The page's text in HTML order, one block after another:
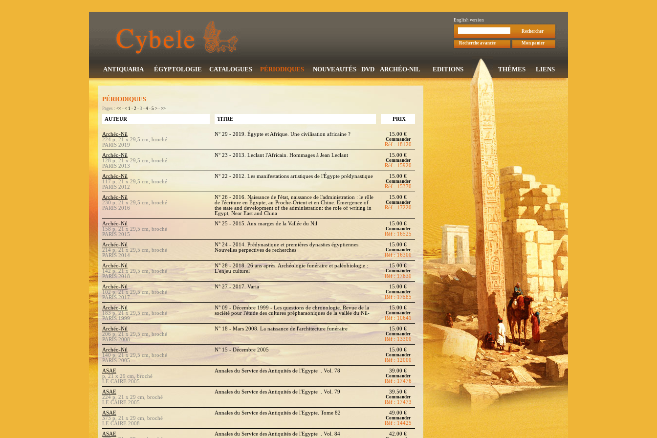
English version
Rechercher
Recherche avancée Mon panier
ANTIQUARIA ÉGYPTOLOGIE CATALOGUES PÉRIODIQUES NOUVEAUTÉS DVD ARCHÉO-NIL EDITIONS THÉMES LIENS
PÉRIODIQUES
Pages : << - < 1 - 2 - 3 - 4 - 5 > - >>
AUTEUR TITRE PRIX
Archéo-Nil
224 p, 21 x 29,5 cm, broché
PARIS 2019
N° 29 - 2019. Égypte et Afrique. Une civilisation africaine ? 15.00 €
Commander
Réf : 18120
Archéo-Nil
128 p, 21 x 29,5 cm, broché
PARIS 2013
N° 23 - 2013. Leclant l'Africain. Hommages à Jean Leclant 15.00 €
Commander
Réf : 15920
Archéo-Nil
117 p, 21 x 29,5 cm, broché
PARIS 2012
N° 22 - 2012. Les manifestations artistiques de l'Égypte prédynastique 15.00 €
Commander
Réf : 15370
Archéo-Nil
230 p, 21 x 29,5 cm, broché
PARIS 2016
N° 26 - 2016. Naissance de l'état, naissance de l'administration : le rôle
de l'écriture en Égypte, au Proche-Orient et en Chine. Emergence of
the state and development of the administration: the role of writing in
Egypt, Near East and China
15.00 €
Commander
Réf : 17220
Archéo-Nil
158 p, 21 x 29,5 cm, broché
PARIS 2015
N° 25 - 2015. Aux marges de la Vallée du Nil 15.00 €
Commander
Réf : 16525
Archéo-Nil
214 p, 21 x 29,5 cm, broché
PARIS 2014
N° 24 - 2014. Prédynastique et premières dynasties égyptiennes.
Nouvelles perpectives de recherches
15.00 €
Commander
Réf : 16300
Archéo-Nil
142 p, 21 x 29,5 cm, broché
PARIS 2018
N° 28 - 2018. 26 ans après. Archéologie funéraire et paléobiologie :
L'enjeu culturel
15.00 €
Commander
Réf : 17830
Archéo-Nil
102 p, 21 x 29,5 cm, broché
PARIS 2017
N° 27 - 2017. Varia 15.00 €
Commander
Réf : 17585
Archéo-Nil
183 p, 21 x 29,5 cm, broché
PARIS 1999
N° 09 - Décembre 1999 - Les questions de chronologie. Revue de la
société pour l'étude des cultures prépharaoniques de la vallée du Nil-
15.00 €
Commander
Réf : 10641
Archéo-Nil
206 p, 21 x 29,5 cm, broché
PARIS 2008
N° 18 - Mars 2008. La naissance de l'architecture funéraire 15.00 €
Commander
Réf : 13300
Archéo-Nil
140 p, 21 x 29,5 cm, broché
PARIS 2005
N° 15 - Décembre 2005 15.00 €
Commander
Réf : 12000
ASAE
p, 21 x 29 cm, broché
LE CAIRE 2005
Annales du Service des Antiquités de l'Egypte . Vol. 78 39.00 €
Commander
Réf : 17476
ASAE
224 p, 21 x 29 cm, broché
LE CAIRE 2005
Annales du Service des Antiquités de l'Egypte . Vol. 79 39.50 €
Commander
Réf : 17473
ASAE
373 p, 21 x 29 cm, broché
LE CAIRE 2008
Annales du Service des Antiquités de l'Egypte. Tome 82 49.00 €
Commander
Réf : 14425
ASAE
Annales du Service des Antiquités de l'Egypte . Vol. 84 42.00 €